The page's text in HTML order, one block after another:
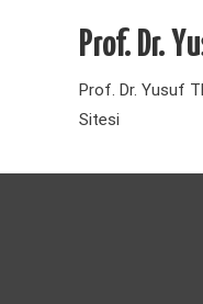
Prof. Dr.
Prof. Dr. Yusuf
Sitesi